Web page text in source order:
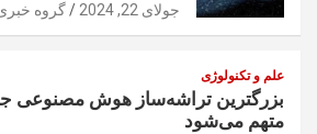
جولای 22, 2024 گروه خبری
علم و تکنولوژی
بزرگترین تراشه‌ساز هوش مصنوعی
متهم می‌شود